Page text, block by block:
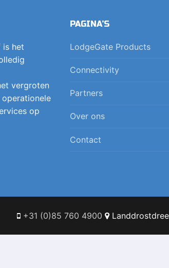
is het
vergroten
op
PAGINA’S
LodgeGate Products
Connectivity
Partners
Over ons
Contact
+31 (0)85 760 4900